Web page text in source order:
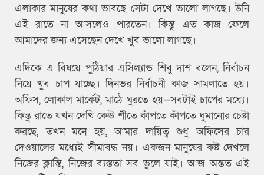
এলাকার মানুষের কথা ভাবছে সেটা দেখে ভালো লাগছে। উনি
এই রাতে না আসলেও পারতেন। কিন্তু এত কাজ ফেলে
আমাদের জন্য এসেছেন দেখে খুব ভালো লাগছে।
এদিকে এ বিষয়ে পুঠিয়ার এসিল্যান্ড শিবু দাশ বলেন, নির্বাচন
নিয়ে খুব চাপ যাচ্ছে। দিনভর নির্বাচনী কাজ সামলাতে হয়।
অফিস, লোকাল মার্কেট, মাঠে ঘুরতে হয়—সবটাই চাপের মধ্যে।
কিন্তু রাতে যখন দেখি কেউ শীতে কাঁপতে কাঁপতে ঘুমানোর চেষ্টা
করছে, তখন মনে হয়, আমার দায়িত্ব শুধু অফিসের চার
দেওয়ালের মধ্যেই সীমাবদ্ধ নয়। একজন মানুষের কষ্ট দেখলে
নিজের ক্লান্তি, নিজের ব্যস্ততা সব ভুলে যাই। আজ অন্তত এই